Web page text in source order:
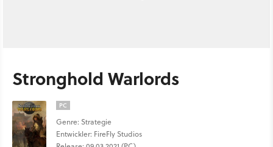
Stronghold Warlords
PC
Genre: Strategie
Entwickler: FireFly Studios